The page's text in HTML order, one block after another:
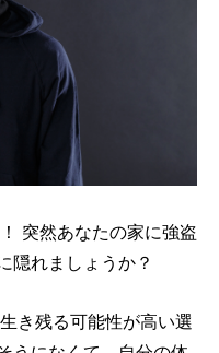
突然あなたの家に強盗
隠れましょうか？
き残る可能性が高い選